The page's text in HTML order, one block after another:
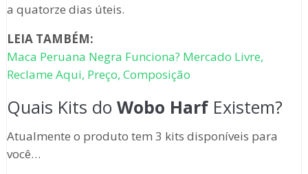
a quatorze dias úteis.
LEIA TAMBÉM:
Maca Peruana Negra Funciona? Mercado Livre,
Reclame Aqui, Preço, Composição
Quais Kits do Wobo HarfExistem?
Atualmente o produto tem 3 kits disponíveis para
você…